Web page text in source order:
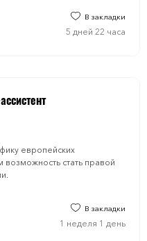
В закладки
5 дней 22 часа
европейских
стать правой
В закладки
1 неделя 1 день